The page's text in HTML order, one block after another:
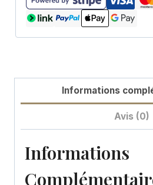
Informations
Avis (0)
Informations